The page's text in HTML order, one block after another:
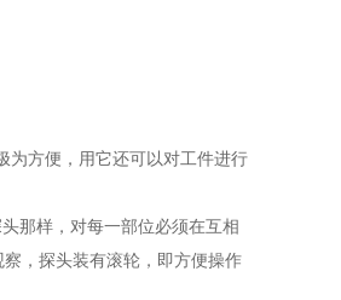
为方便，用它还可以对工件进行
那样，对每一部位必须在互相
，探头装有滚轮，即方便操作